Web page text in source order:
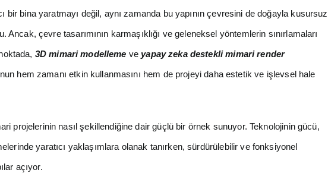
bir bina yaratmayı değil, aynı zamanda bu yapının çevresini de doğayla kusursuz
çevre tasarımının karmaşıklığı ve geleneksel yöntemlerin sınırlamaları
3D mimari modelleme ve yapay zeka destekli mimari render
hem zamanı etkin kullanmasını hem de projeyi daha estetik ve işlevsel hale
projelerinin nasıl şekillendiğine dair güçlü bir örnek sunuyor. Teknolojinin gücü,
yaratıcı yaklaşımlara olanak tanırken, sürdürülebilir ve fonksiyonel
açıyor.